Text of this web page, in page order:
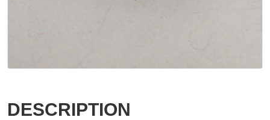
DESCRIPTION